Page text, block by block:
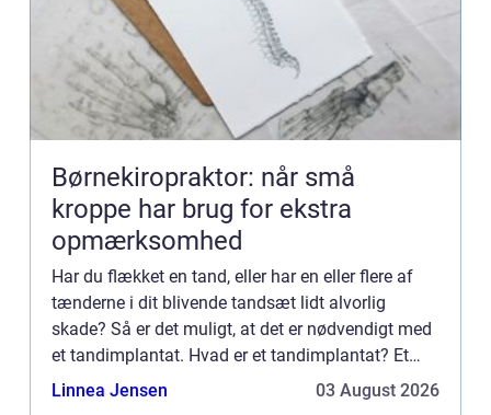
Børnekiropraktor: når små
kroppe har brug for ekstra
opmærksomhed
Har du flækket en tand, eller har en eller flere af
tænderne i dit blivende tandsæt lidt alvorlig
skade? Så er det muligt, at det er nødvendigt med
et tandimplantat. Hvad er et tandimplantat? Et
tandimplantat er en erstatning for en hel tand,
Linnea Jensen 03 August 2026